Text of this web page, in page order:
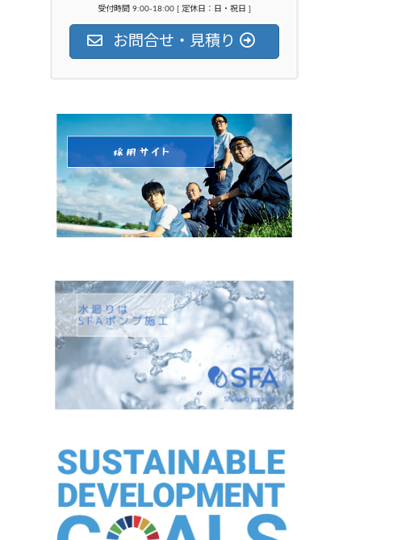
受付時間 9:00-18:00 [ 定休日：日・祝日 ]
お問合せ・見積り